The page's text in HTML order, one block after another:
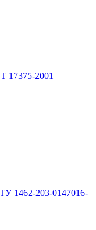
17375-2001
1462-203-0147016-